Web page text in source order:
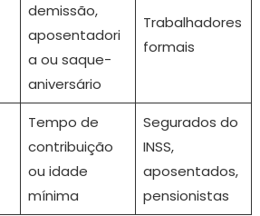
demissão,
aposentadori
a ou saque-
aniversário
Trabalhadores
formais
Tempo de
contribuição
ou idade
mínima
Segurados do
INSS,
aposentados,
pensionistas